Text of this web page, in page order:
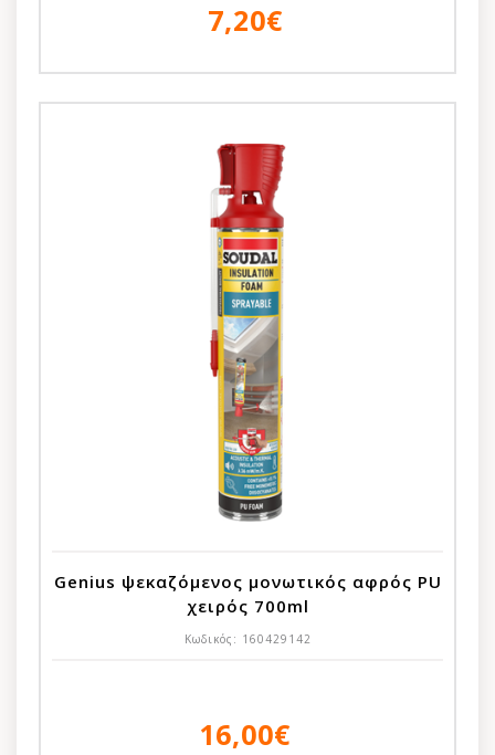
7,20€
Genius ψεκαζόμενος μονωτικός αφρός PU
χειρός 700ml
Κωδικός: 160429142
16,00€